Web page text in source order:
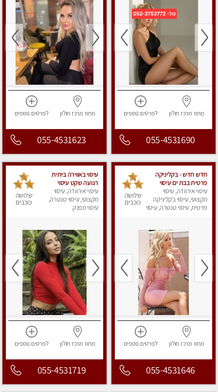
מחוז מרכז חולון לפרטים נוספים
055-4531690
מחוז מרכז חולון לפרטים נוספים
055-4531623
חדש חדש - בקליניקה
פרטית בבת ים עיסוי
לחידוש אנרגיות עיסוי
מקצועי מומלץ מאוד
ללא מין !!
עיסוי אירוודה, עיסוי
מקצועי, עיסוי בקליניקה
פרטית, עיסוי טנטרה, עיסוי
שלושה
כוכבים
מחוז מרכז חולון לפרטים נוספים
055-4531646
עיסוי באווירה ביתית
רגועה שקט עיסוי
ספורטיבי משחרר לכל
הגוף לעיסוי מפנק מומלץ
מאוד ....פרטי!! ללא מין
עיסוי אירוודה, עיסוי
מקצועי, עיסוי טנטרה,
עיסוי מפנק
שלושה
כוכבים
מחוז מרכז חולון לפרטים נוספים
055-4531719